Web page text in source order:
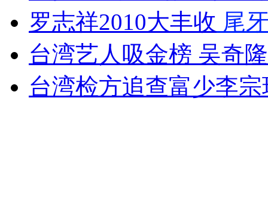
山西运城恶犬咬伤多人 警民合力深夜将其击毙
女孩北京地铁殴打老人 痛下狠手拳打脚踢
罗志祥2010大丰收 尾
台湾艺人吸金榜 吴奇
台湾检方追查富少李